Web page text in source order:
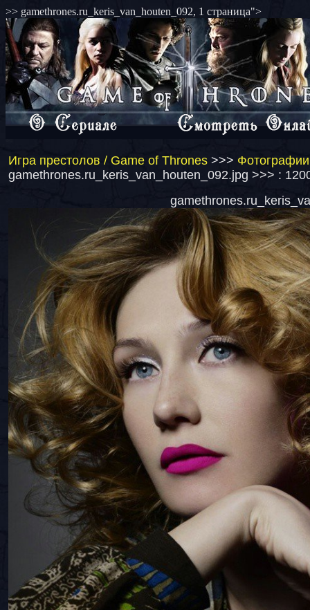
>> gamethrones.ru_keris_van_houten_092, 1 страница">
Игра престолов / Game of Thrones >>>
gamethrones.ru_keris_van_houten_092.jpg >>> :